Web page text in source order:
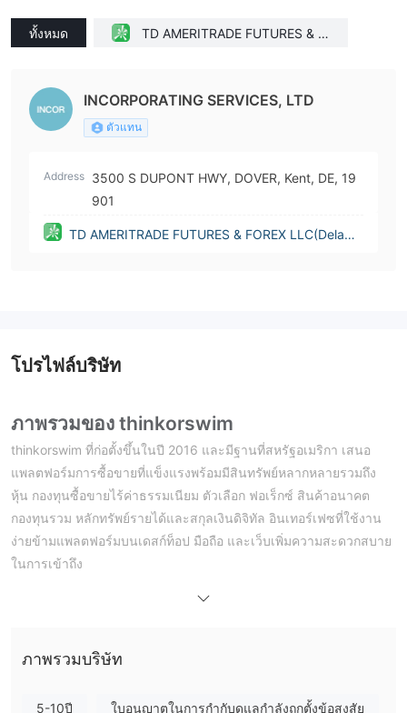
ทั้งหมด
TD AMERITRADE FUTURES & F
INCORPORATING SERVICES, LTD
ตัวแทน
Address 3500 S DUPONT HWY, DOVER, Kent, DE, 19
901
TD AMERITRADE FUTURES & FOREX LLC(Delawa
โปรไฟล์บริษัท
ภาพรวมของ thinkorswim
thinkorswim ที่ก่อตั้งขึ้นในปี 2016 และมีฐานที่สหรัฐอเมริกา เสนอ
แพลตฟอร์มการซื้อขายที่แข็งแรงพร้อมมีสินทรัพย์หลากหลายรวมถึง
หุ้น กองทุนซื้อขายไร้ค่าธรรมเนียม ตัวเลือก ฟอเร็กซ์ สินค้าอนาคต
กองทุนรวม หลักทรัพย์รายได้และสกุลเงินดิจิทัล อินเทอร์เฟซที่ใช้งาน
ง่ายข้ามแพลตฟอร์มบนเดสก์ท็อป มือถือ และเว็บเพิ่มความสะดวกสบาย
ในการเข้าถึง
สนองได้ของ thinkorswim มีส่วนช่วยเสริมให้มีความน่าสนใจในหมู่นัก
เว็บไซต์อย่างเป็นทางการ: https://www.tdameritrade.com/
ภาพรวมบริษัท
5-10ปี ใบอนุญาตในการกำกับดูแลกำลังถูกตั้งข้อสงสัย